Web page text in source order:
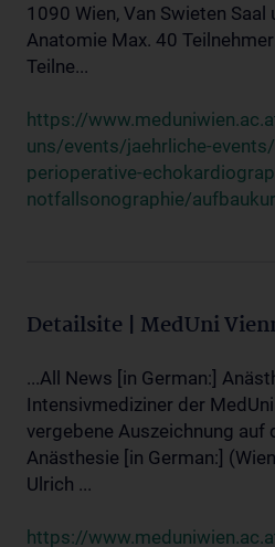
1090 Wien, Van Swieten
Anatomie Max. 40
Teilne...
https://
uns/events/jaehrliche-
perioperative-
notfallsonographie/
Detailsite | MedUni
...All News [in German:]
Intensivmediziner der
vergebene Auszeichnung auf
Anästhesie [in German:]
Ulrich ...
https://